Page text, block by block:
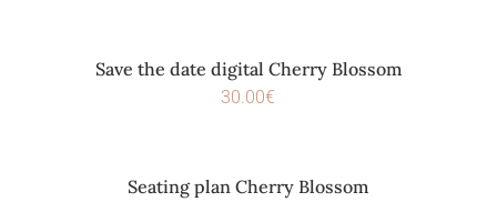
Save the date digital Cherry Blossom
30.00€
Seating plan Cherry Blossom